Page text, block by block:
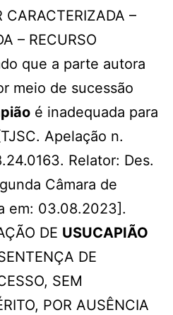
CARACTERIZADA –
– RECURSO
que a parte autora
meio de sucessão
é inadequada para
Apelação n.
Relator: Des.
Câmara de
em: 03.08.2023].
DE USUCAPIÃO
DE
SEM
POR AUSÊNCIA